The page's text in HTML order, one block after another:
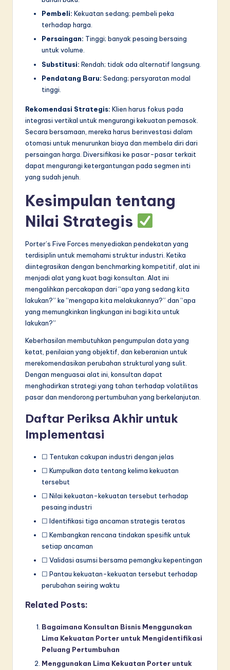
Pembeli: Kekuatan sedang; pembeli peka
terhadap harga.
Persaingan: Tinggi; banyak pesaing bersaing
untuk volume.
Substitusi: Rendah; tidak ada alternatif langsung.
Pendatang Baru: Sedang; persyaratan modal
tinggi.
Rekomendasi Strategis: Klien harus fokus pada
integrasi vertikal untuk mengurangi kekuatan pemasok.
Secara bersamaan, mereka harus berinvestasi dalam
otomasi untuk menurunkan biaya dan membela diri dari
persaingan harga. Diversifikasi ke pasar-pasar terkait
dapat mengurangi ketergantungan pada segmen inti
yang sudah jenuh.
Kesimpulan tentang
Nilai Strategis
Porter’s Five Forces menyediakan pendekatan yang
terdisiplin untuk memahami struktur industri. Ketika
diintegrasikan dengan benchmarking kompetitif, alat ini
menjadi alat yang kuat bagi konsultan. Alat ini
mengalihkan percakapan dari “apa yang sedang kita
lakukan?” ke “mengapa kita melakukannya?” dan “apa
yang memungkinkan lingkungan ini bagi kita untuk
lakukan?”
Keberhasilan membutuhkan pengumpulan data yang
ketat, penilaian yang objektif, dan keberanian untuk
merekomendasikan perubahan struktural yang sulit.
Dengan menguasai alat ini, konsultan dapat
menghadirkan strategi yang tahan terhadap volatilitas
pasar dan mendorong pertumbuhan yang berkelanjutan.
Daftar Periksa Akhir untuk
Implementasi
☐ Tentukan cakupan industri dengan jelas
☐ Kumpulkan data tentang kelima kekuatan
tersebut
☐ Nilai kekuatan-kekuatan tersebut terhadap
pesaing industri
☐ Identifikasi tiga ancaman strategis teratas
☐ Kembangkan rencana tindakan spesifik untuk
setiap ancaman
☐ Validasi asumsi bersama pemangku kepentingan
☐ Pantau kekuatan-kekuatan tersebut terhadap
perubahan seiring waktu
Related Posts:
Bagaimana Konsultan Bisnis Menggunakan
Lima Kekuatan Porter untuk Mengidentifikasi
Peluang Pertumbuhan
Menggunakan Lima Kekuatan Porter untuk